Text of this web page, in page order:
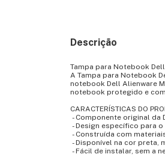
Descrição
Tampa para Notebook Dell
A Tampa para Notebook
notebook Dell Alienware
notebook protegido e
CARACTERÍSTICAS DO
- Componente original
- Design específico para
- Construída com
- Disponível na cor preta,
- Fácil de instalar, sem a